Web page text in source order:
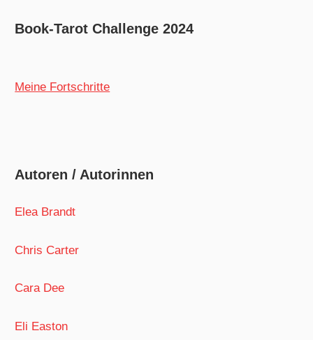
Book-Tarot Challenge 2024
Meine Fortschritte
Autoren / Autorinnen
Elea Brandt
Chris Carter
Cara Dee
Eli Easton